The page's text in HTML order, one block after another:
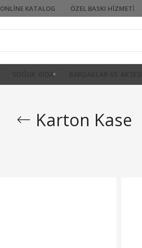
ONLINE KATALOG ÖZEL BASKI HIZMETI
SOĞUK GIDA BARDAKLAR VE
Karton Kase